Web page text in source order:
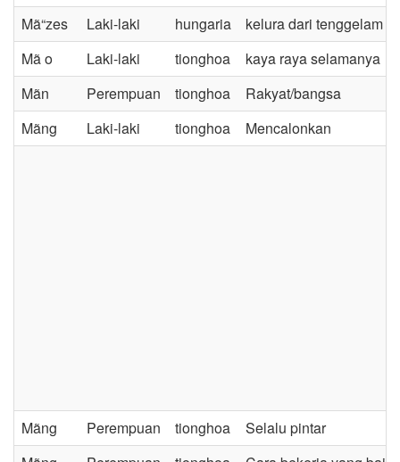
Mã“zes
Laki-laki hungaria
kelura dari tenggelam
Mã o
Laki-laki tionghoa
kaya raya selamanya
Mã­n
Perempuan tionghoa
Rakyat/bangsa
Mã­ng
Laki-laki tionghoa Mencalonkan
Mã­ng Perempuan tionghoa
Selalu pintar